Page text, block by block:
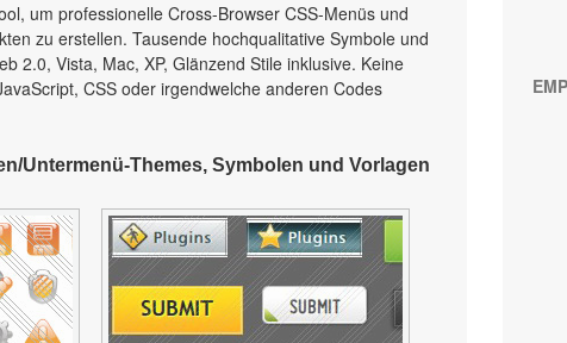
um professionelle Cross-Browser CSS-Menüs und
zu erstellen. Tausende hochqualitative Symbole und
2.0, Vista, Mac, XP, Glänzend Stile inklusive. Keine
CSS oder irgendwelche anderen Codes
Untermenü-Themes, Symbolen und Vorlagen